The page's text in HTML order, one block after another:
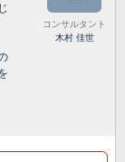
コンサルタント
木村 佳世